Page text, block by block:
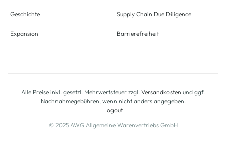
Geschichte
Expansion
Supply Chain Due Diligence
Barrierefreiheit
Alle Preise inkl. gesetzl. Mehrwertsteuer zzgl. Versandkosten und ggf.
Nachnahmegebühren, wenn nicht anders angegeben.
Logout
© 2025 AWG Allgemeine Warenvertriebs GmbH